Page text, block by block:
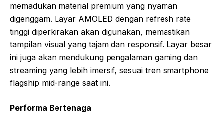
memadukan material premium yang nyaman
digenggam. Layar AMOLED dengan refresh rate
tinggi diperkirakan akan digunakan, memastikan
tampilan visual yang tajam dan responsif. Layar besar
ini juga akan mendukung pengalaman gaming dan
streaming yang lebih imersif, sesuai tren smartphone
flagship mid-range saat ini.
Performa Bertenaga